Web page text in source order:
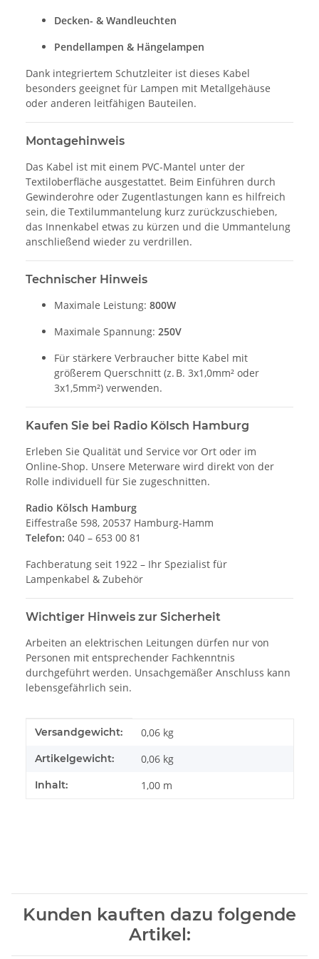
Decken- & Wandleuchten
Pendellampen & Hängelampen
Dank integriertem Schutzleiter ist dieses Kabel
besonders geeignet für Lampen mit Metallgehäuse
oder anderen leitfähigen Bauteilen.
Montagehinweis
Das Kabel ist mit einem PVC-Mantel unter der
Textiloberfläche ausgestattet. Beim Einführen durch
Gewinderohre oder Zugentlastungen kann es hilfreich
sein, die Textilummantelung kurz zurückzuschieben,
das Innenkabel etwas zu kürzen und die Ummantelung
anschließend wieder zu verdrillen.
Technischer Hinweis
Maximale Leistung: 800W
Maximale Spannung: 250V
Für stärkere Verbraucher bitte Kabel mit
größerem Querschnitt (z. B. 3x1,0mm² oder
3x1,5mm²) verwenden.
Kaufen Sie bei Radio Kölsch Hamburg
Erleben Sie Qualität und Service vor Ort oder im
Online-Shop. Unsere Meterware wird direkt von der
Rolle individuell für Sie zugeschnitten.
Radio Kölsch Hamburg
Eiffestraße 598, 20537 Hamburg-Hamm
Telefon: 040 – 653 00 81
Fachberatung seit 1922 – Ihr Spezialist für
Lampenkabel & Zubehör
Wichtiger Hinweis zur Sicherheit
Arbeiten an elektrischen Leitungen dürfen nur von
Personen mit entsprechender Fachkenntnis
durchgeführt werden. Unsachgemäßer Anschluss kann
lebensgefährlich sein.
Produkteigenschaft
Wert
Versandgewicht: 0,06 kg
Artikelgewicht: 0,06 kg
Inhalt: 1,00 m
Kunden kauften dazu folgende
Artikel: